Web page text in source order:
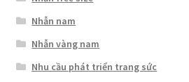
Nhẫn nam
Nhẫn vàng nam
Nhu cầu phát triển trang sức